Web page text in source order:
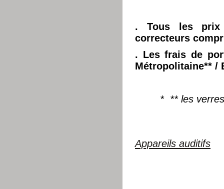
. Tous les prix
correcteurs
. Les frais de
Métropolitaine** /
* ** les
Appareils auditifs